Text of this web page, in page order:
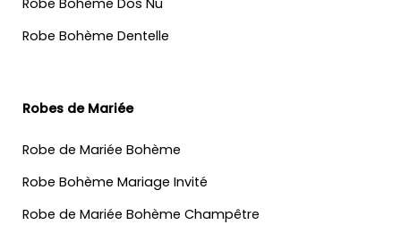
Robe Bohème Dentelle
Robes de Mariée
Robe de Mariée Bohème
Robe Bohème Mariage Invité
Robe de Mariée Bohème Champêtre